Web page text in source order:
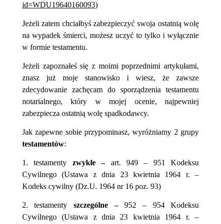
id=WDU19640160093)
Jeżeli zatem chciałbyś zabezpieczyć swoja ostatnią wolę
na wypadek śmierci, możesz uczyć to tylko i wyłącznie
w formie testamentu.
Jeżeli zapoznałeś się z moimi poprzednimi artykułami,
znasz już moje stanowisko i wiesz, że zawsze
zdecydowanie zachęcam do sporządzenia testamentu
notarialnego, który w mojej ocenie, najpewniej
zabezpiecza ostatnią wolę spadkodawcy.
Jak zapewne sobie przypominasz, wyróżniamy 2 grupy
testamentów:
1. testamenty zwykłe – art. 949 – 951 Kodeksu
Cywilnego(Ustawa z dnia 23 kwietnia 1964 r. –
Kodeks cywilny (Dz.U. 1964 nr 16 poz. 93)
2. testamentyszczególne –952 – 954 Kodeksu
Cywilnego (Ustawa z dnia 23 kwietnia 1964 r. –